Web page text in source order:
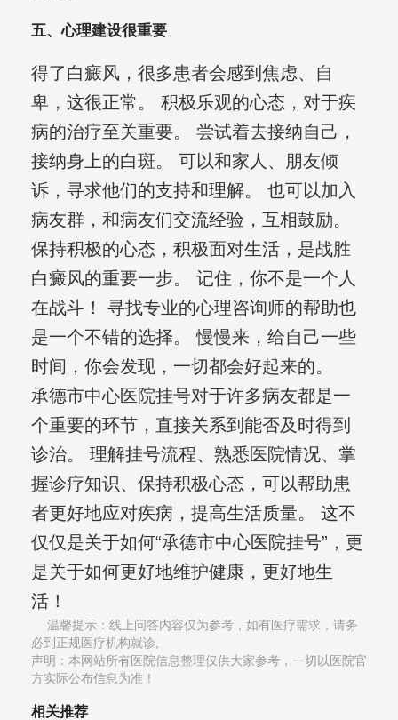
五、心理建设很重要
得了白癜风，很多患者会感到焦虑、自
卑，这很正常。 积极乐观的心态，对于疾
病的治疗至关重要。 尝试着去接纳自己，
接纳身上的白斑。 可以和家人、朋友倾
诉，寻求他们的支持和理解。 也可以加入
病友群，和病友们交流经验，互相鼓励。
保持积极的心态，积极面对生活，是战胜
白癜风的重要一步。 记住，你不是一个人
在战斗！ 寻找专业的心理咨询师的帮助也
是一个不错的选择。 慢慢来，给自己一些
时间，你会发现，一切都会好起来的。
承德市中心医院挂号对于许多病友都是一
个重要的环节，直接关系到能否及时得到
诊治。 理解挂号流程、熟悉医院情况、掌
握诊疗知识、保持积极心态，可以帮助患
者更好地应对疾病，提高生活质量。 这不
仅仅是关于如何“承德市中心医院挂号”，更
是关于如何更好地维护健康，更好地生
活！
温馨提示：线上问答内容仅为参考，如有医疗需求，请务
必到正规医疗机构就诊,
声明：本网站所有医院信息整理仅供大家参考，一切以医院官
方实际公布信息为准！
相关推荐